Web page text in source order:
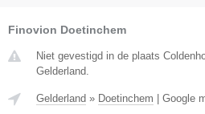
Finovion Doetinchem
Niet gevestigd in de plaats
Gelderland.
Gelderland » Doetinchem Google